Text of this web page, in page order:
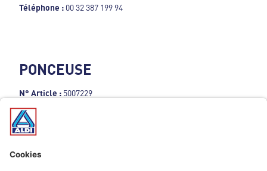
Téléphone : 00 32 387 199 94
PONCEUSE
N° Article : 5007229
Marque :
Fournisseur :
Mail :